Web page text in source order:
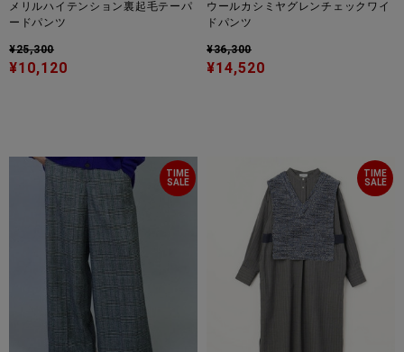
メリルハイテンション裏起毛テーパ
ードパンツ
¥25,300
¥10,120
ウールカシミヤグレンチェックワイ
ドパンツ
¥36,300
¥14,520
TIME
SALE
TIME
SALE